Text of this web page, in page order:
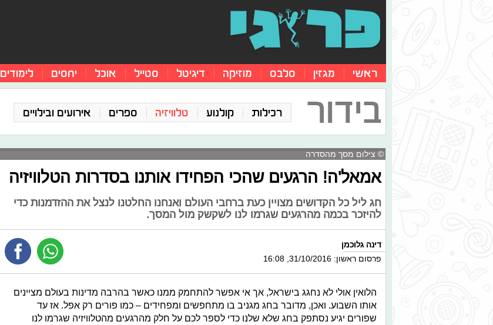
ראשי מגזין סלבס מוזיקה דיגיטל סטייל אוכל יחסים לימודים
בידור רכילות קולנוע טלוויזיה ספרים אירועים ובילויים
© צילום מסך מהסדרה
אמאל'ה! הרגעים שהכי הפחידו אותנו בסדרות הטלוויזיה
חג ליל כל הקדושים מצויין כעת ברחבי העולם ואנחנו החלטנו לנצל את ההזדמנות כדי
להיזכר בכמה מהרגעים שגרמו לנו לשקשק מול המסך.
דינה גלוכמן
פרסום ראשון: 31/10/2016, 16:08
הלואין אולי לא נחגג בישראל, אך אי אפשר להתחמק ממנו כאשר בהרבה מדינות בעולם מציינים
אותו השבוע. ואכן, מדובר בחג מגניב בו מתחפשים ומפחידים – כמו פורים רק אפל. אז עד
שפורים יגיע נסתפק בחג שלא שלנו כדי לספר לכם על חלק מהרגעים מהטלוויזיה שגרמו לנו